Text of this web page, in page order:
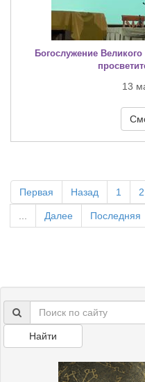
Богослужение
13
Первая Назад 1 2
Далее Последняя
Найти